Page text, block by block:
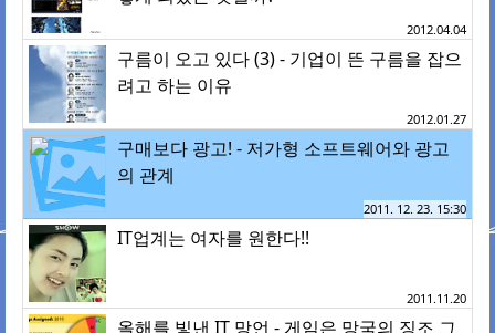
2012.04.04
구름이 오고 있다 (3) - 기업이 뜬 구름을 잡으
려고 하는 이유
2012.01.27
구매보다 광고! - 저가형 소프트웨어와 광고
의 관계
2011. 12. 23. 15:30
IT업계는 여자를 원한다!!
2011.11.20
올해를 빛낸 IT 망언 - 게임은 망국의 징조 그